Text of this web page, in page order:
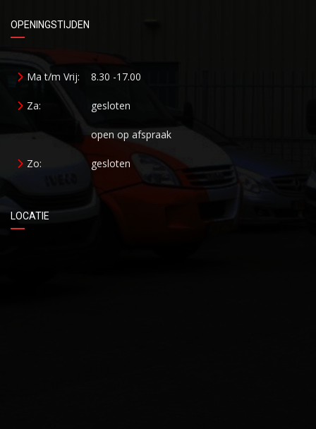
OPENINGSTIJDEN
Ma t/m Vrij: 8.30 -17.00
Za: gesloten
open op afspraak
Zo: gesloten
LOCATIE